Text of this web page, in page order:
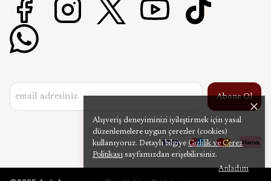
Alışveriş deneyiminizi iyileştirmek için yasal
düzenlemelere uygun çerezler (cookies)
kullanıyoruz. Detaylı bilgiye Gizlilik ve Çerez
Politikası sayfamızdan erişebilirsiniz.
Anladım
Abone Ol